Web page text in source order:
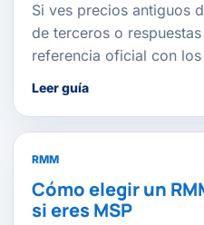
Si ves precios antiguos
de terceros o
referencia oficial con
Leer guía
RMM
Cómo elegir un
si eres MSP